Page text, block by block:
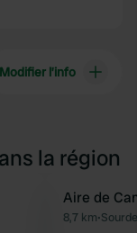
Modifier l’info
la région
Préféré
Aire de
8,7 km•